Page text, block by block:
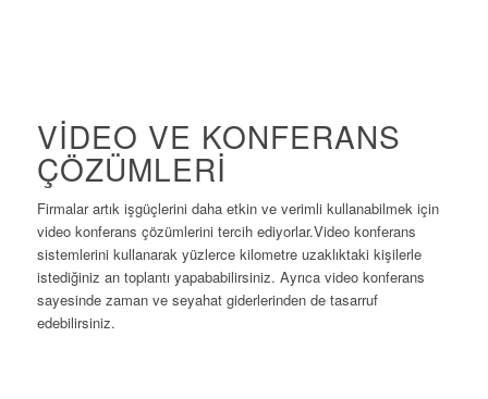
VIDEO VE KONFERANS
ÇÖZÜMLERI
Firmalar artık işgüçlerini daha etkin ve verimli kullanabilmek için
video konferans çözümlerini tercih ediyorlar.Video konferans
sistemlerini kullanarak yüzlerce kilometre uzaklıktaki kişilerle
istediğiniz an toplantı yapababilirsiniz. Ayrıca video konferans
sayesinde zaman ve seyahat giderlerinden de tasarruf
edebilirsiniz.